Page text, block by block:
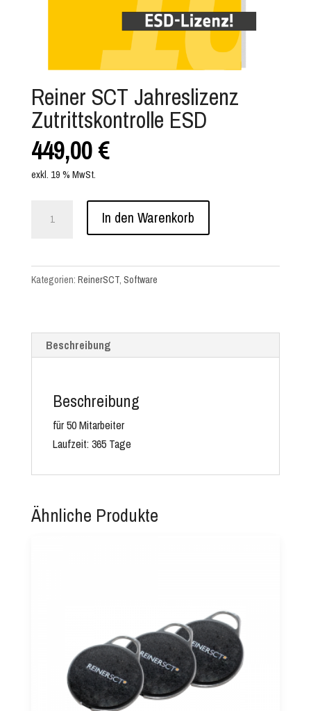
Reiner SCT Jahreslizenz
Zutrittskontrolle ESD
449,00€
exkl. 19 % MwSt.
Zutrittskontrolle
ESD
In den Warenkorb
Kategorien: ReinerSCT, Software
Beschreibung
Beschreibung
für 50 Mitarbeiter
Laufzeit: 365 Tage
Ähnliche Produkte